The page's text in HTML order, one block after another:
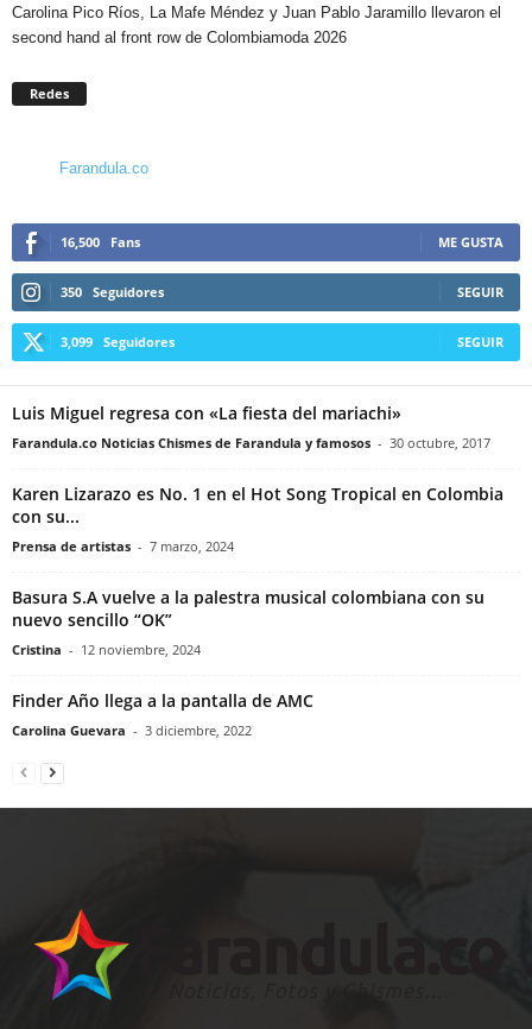
Carolina Pico Ríos, La Mafe Méndez y Juan Pablo Jaramillo llevaron el
second hand al front row de Colombiamoda 2026
Redes
Farandula.co
16,500 Fans ME GUSTA
350 Seguidores SEGUIR
3,099 Seguidores SEGUIR
Luis Miguel regresa con «La fiesta del mariachi»
Farandula.co Noticias Chismes de Farandula y famosos - 30 octubre, 2017
Karen Lizarazo es No. 1 en el Hot Song Tropical en Colombia
con su...
Prensa de artistas - 7 marzo, 2024
Basura S.A vuelve a la palestra musical colombiana con su
nuevo sencillo “OK”
Cristina - 12 noviembre, 2024
Finder Año llega a la pantalla de AMC
Carolina Guevara - 3 diciembre, 2022